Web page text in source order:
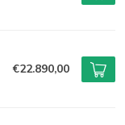
€22.890,00